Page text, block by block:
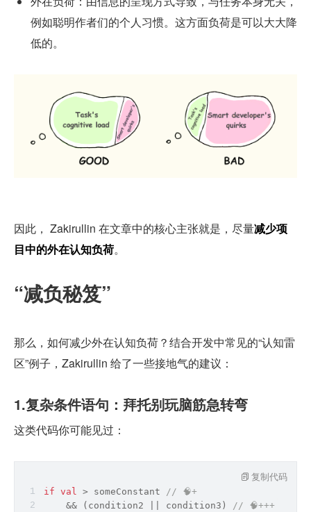
例如聪明作者们的个人习惯。这方面负荷是可以大大降
低的。
因此， Zakirullin 在文章中的核心主张就是，尽量减少项
目中的外在认知负荷。
“减负秘笈”
那么，如何减少外在认知负荷？结合开发中常见的“认知雷
区”例子，Zakirullin 给了一些接地气的建议：
1.复杂条件语句：拜托别玩脑筋急转弯
这类代码你可能见过：
if val > someConstant
// 🧠+
    && (condition2 || condition3)
// 🧠+++，上一条
复制代码